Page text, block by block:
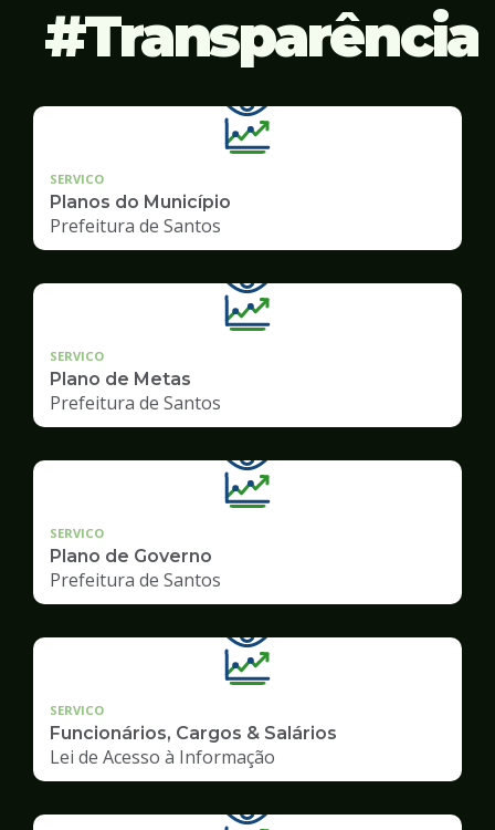
Transparência
SERVICO
Planos do Município
Prefeitura de Santos
SERVICO
Plano de Metas
Prefeitura de Santos
SERVICO
Plano de Governo
Prefeitura de Santos
SERVICO
Funcionários, Cargos & Salários
Lei de Acesso à Informação